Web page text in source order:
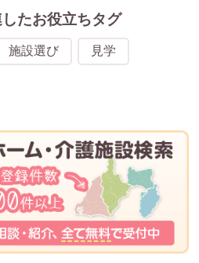
たお役立ちタグ
施設選び 見学